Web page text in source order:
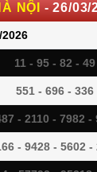
NỘI -26/03/
2026
11 - 95 - 82 - 49
551 - 696 - 336
- 2110 - 7982 -
- 9428 - 5602 -